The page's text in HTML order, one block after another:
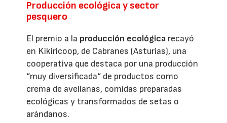
Producción ecológica y sector
pesquero
El premio a la producción ecológica recayó
en Kikiricoop, de Cabranes (Asturias), una
cooperativa que destaca por una producción
“muy diversificada“ de productos como
crema de avellanas, comidas preparadas
ecológicas y transformados de setas o
arándanos.